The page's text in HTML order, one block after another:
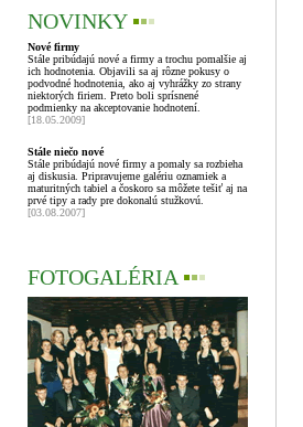
NOVINKY ▪▪▪
Nové firmy
Stále pribúdajú nové a firmy a trochu pomalšie aj
ich hodnotenia. Objavili sa aj rôzne pokusy o
podvodné hodnotenia, ako aj vyhrážky zo strany
niektorých firiem. Preto boli sprísnené
podmienky na akceptovanie hodnotení.
[18.05.2009]
Stále niečo nové
Stále pribúdajú nové firmy a pomaly sa rozbieha
aj diskusia. Pripravujeme galériu oznamiek a
maturitných tabiel a čoskoro sa môžete tešiť aj na
prvé tipy a rady pre dokonalú stužkovú.
[03.08.2007]
FOTOGALÉRIA ▪▪▪